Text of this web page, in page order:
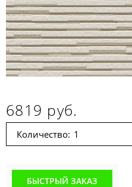
6819 руб.
Количество:
БЫСТРЫЙ ЗАКАЗ